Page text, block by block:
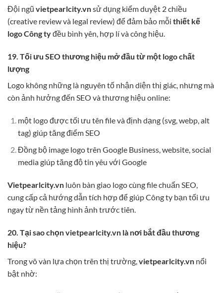
Đội ngũ vietpearlcity.vnsử dụng kiểm duyệt 2 chiều
(creative review và legal review) để đảm bảo mỗi thiết kế
logo Công tyđều bình yên, hợp lí và công hiệu.
19. Tối ưu SEO thương hiệu mở đầu từ một logo chất
lượng
Logo không những là nguyên tố nhận diện thị giác, nhưng mà
còn ảnh hưởng đến SEO và thương hiệu online:
một logo được tối ưu tên file và định dạng (svg, webp, alt
tag) giúp tăng điểm SEO
Đồng bộ image logo trên Google Business, website, social
media giúp tăng độ tin yêu với Google
Vietpearlcity.vn luôn bàn giao logo cùng file chuẩn SEO,
cung cấp cả hướng dẫn tích hợp để giúp Công ty bạn tối ưu
ngay từ nền tảng hình ảnh trước tiên.
20. Tại sao chọn vietpearlcity.vn là nơi bắt đầu thương
hiệu?
Trong vô vàn lựa chọn trên thị trường, vietpearlcity.vn nổi
bật nhờ: